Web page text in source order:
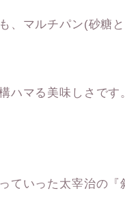
、マルチパン(砂糖
ハマる美味しさです
ていった太宰治の